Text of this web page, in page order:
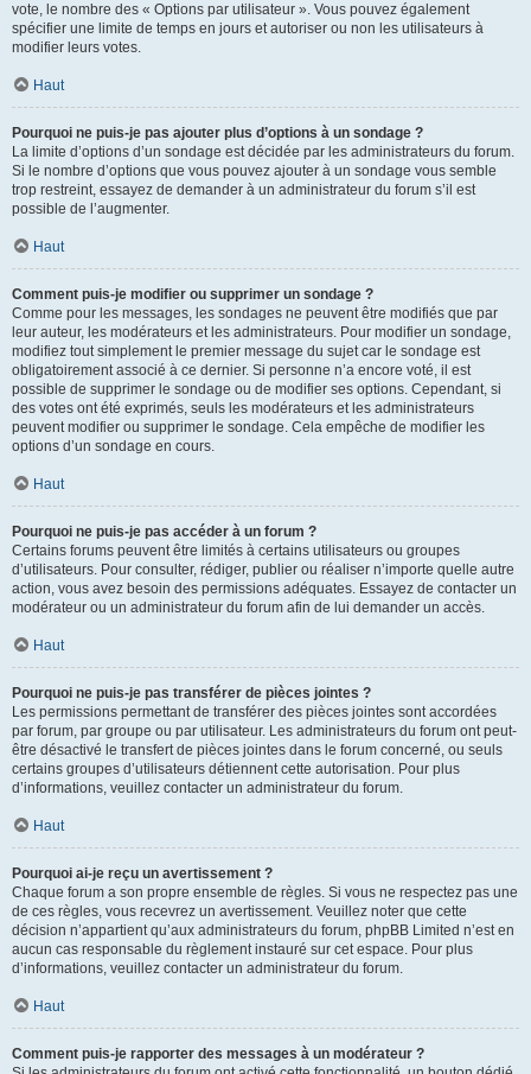
vote, le nombre des « Options par utilisateur ». Vous pouvez également
spécifier une limite de temps en jours et autoriser ou non les utilisateurs à
modifier leurs votes.
Haut
Pourquoi ne puis-je pas ajouter plus d’options à un sondage ?
La limite d’options d’un sondage est décidée par les administrateurs du forum.
Si le nombre d’options que vous pouvez ajouter à un sondage vous semble
trop restreint, essayez de demander à un administrateur du forum s’il est
possible de l’augmenter.
Haut
Comment puis-je modifier ou supprimer un sondage ?
Comme pour les messages, les sondages ne peuvent être modifiés que par
leur auteur, les modérateurs et les administrateurs. Pour modifier un sondage,
modifiez tout simplement le premier message du sujet car le sondage est
obligatoirement associé à ce dernier. Si personne n’a encore voté, il est
possible de supprimer le sondage ou de modifier ses options. Cependant, si
des votes ont été exprimés, seuls les modérateurs et les administrateurs
peuvent modifier ou supprimer le sondage. Cela empêche de modifier les
options d’un sondage en cours.
Haut
Pourquoi ne puis-je pas accéder à un forum ?
Certains forums peuvent être limités à certains utilisateurs ou groupes
d’utilisateurs. Pour consulter, rédiger, publier ou réaliser n’importe quelle autre
action, vous avez besoin des permissions adéquates. Essayez de contacter un
modérateur ou un administrateur du forum afin de lui demander un accès.
Haut
Pourquoi ne puis-je pas transférer de pièces jointes ?
Les permissions permettant de transférer des pièces jointes sont accordées
par forum, par groupe ou par utilisateur. Les administrateurs du forum ont peut-
être désactivé le transfert de pièces jointes dans le forum concerné, ou seuls
certains groupes d’utilisateurs détiennent cette autorisation. Pour plus
d’informations, veuillez contacter un administrateur du forum.
Haut
Pourquoi ai-je reçu un avertissement ?
Chaque forum a son propre ensemble de règles. Si vous ne respectez pas une
de ces règles, vous recevrez un avertissement. Veuillez noter que cette
décision n’appartient qu’aux administrateurs du forum, phpBB Limited n’est en
aucun cas responsable du règlement instauré sur cet espace. Pour plus
d’informations, veuillez contacter un administrateur du forum.
Haut
Comment puis-je rapporter des messages à un modérateur ?